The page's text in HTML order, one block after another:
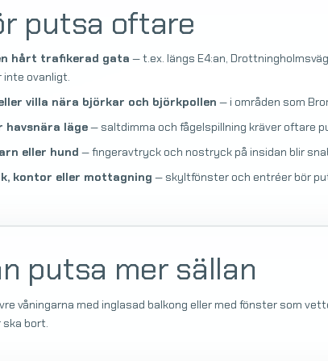
putsa oftare
hårt trafikerad gata — t.ex. längs E4:an,
inte ovanligt.
villa nära björkar och björkpollen — i områden som
havsnära läge— saltdimma och fågelspillning kräver oftare
eller hund — fingeravtryck och nostryck på insidan blir
kontor eller mottagning — skyltfönster och entréer bör
putsa mer sällan
våningarna med inglasad balkong eller med fönster som
bort.